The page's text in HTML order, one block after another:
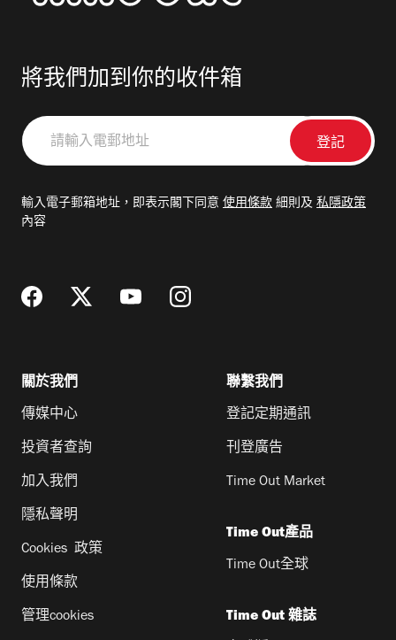
將我們加到你的收件箱
請
輸
郵
輸入電子郵箱地址，即表示閣下同意 使用條款 細則及 私隱政策
內容
關於我們
傳媒中心
投資者查詢
加入我們
隱私聲明
Cookies 政策
使用條款
管理cookies
聯繫我們
登記定期通訊
刊登廣告
Time Out Market
Time Out產品
Time Out全球
Time Out 雜誌